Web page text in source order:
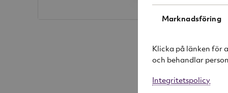
Marknadsföring
Klicka på länken för
och behandlar
Integritetspolicy